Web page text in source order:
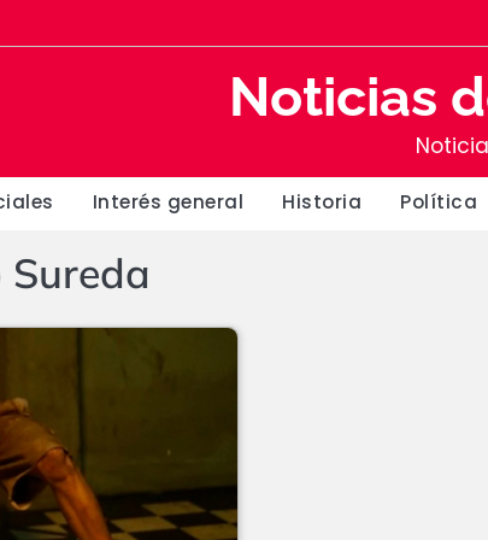
Noticias
Interés general Historia Política
Sureda